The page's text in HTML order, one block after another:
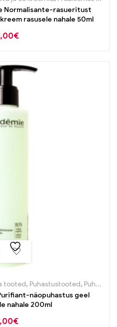
Normalisante-rasueritust
rasusele nahale 50ml
€
tooted, Puhastustooted, Puhastustooted
näopuhastus geel
nahale 200ml
€